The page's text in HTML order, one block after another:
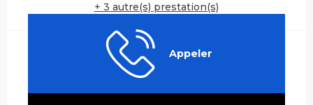
+ 3 autre(s) prestation(s)
Appeler